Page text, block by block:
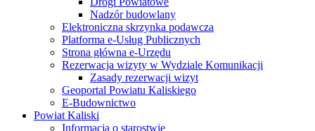
Nadzór budowlany
Elektroniczna skrzynka podawcza
Platforma e-Usług Publicznych
Strona główna e-Urzędu
Rezerwacja wizyty w Wydziale Komunikacji
Zasady rezerwacji wizyt
Geoportal Powiatu Kaliskiego
E-Budownictwo
Powiat Kaliski
Informacja o starostwie